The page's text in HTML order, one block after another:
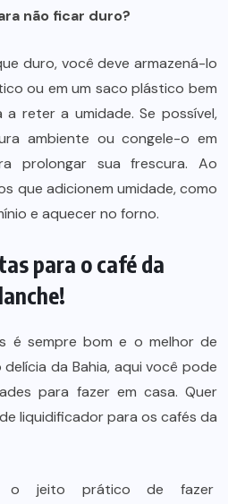
não ficar duro?
duro, você deve armazená-lo
ou em um saco plástico bem
reter a umidade. Se possível,
ambiente ou congele-o em
prolongar sua frescura. Ao
que adicionem umidade, como
e aquecer no forno.
para o café da
é sempre bom e o melhor de
da Bahia, aqui você pode
para fazer em casa. Quer
liquidificadorpara os cafés da
o jeito prático de fazer